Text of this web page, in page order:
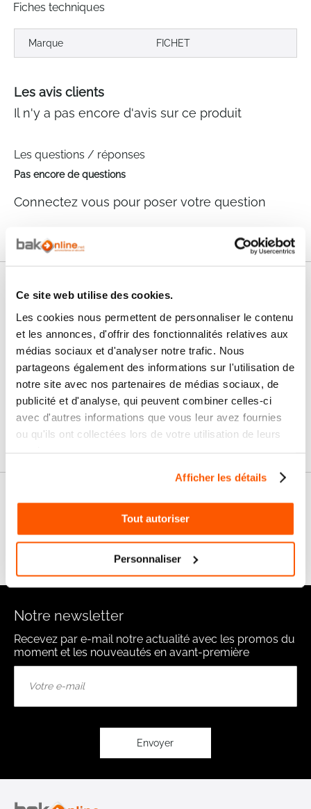
Ce site web utilise des cookies.
Les cookies nous permettent de personnaliser le contenu
et les annonces, d'offrir des fonctionnalités relatives aux
médias sociaux et d'analyser notre trafic. Nous
partageons également des informations sur l'utilisation de
notre site avec nos partenaires de médias sociaux, de
publicité et d'analyse, qui peuvent combiner celles-ci
avec d'autres informations que vous leur avez fournies
ou qu'ils ont collectées lors de votre utilisation de leurs
Afficher les détails
Tout autoriser
Personnaliser
Fiches techniques
Marque FICHET
Les avis clients
Il n'y a pas encore d'avis sur ce produit
Les questions / réponses
Pas encore de questions
Connectez vous pour poser votre question
Nos services
Paiement
100% sécurisé
Paiement en
3x sans frais
Livraison
24/72H
SAV & Retours
Garanties
Nos conseils
FAQ
Notre newsletter
Recevez par e-mail notre actualité avec les promos du
moment et les nouveautés en avant-première
Envoyer